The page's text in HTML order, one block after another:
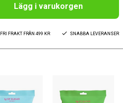
Lägg i varukorgen
FRI FRAKT FRÅN 499 KR SNABBA LEVERANSER